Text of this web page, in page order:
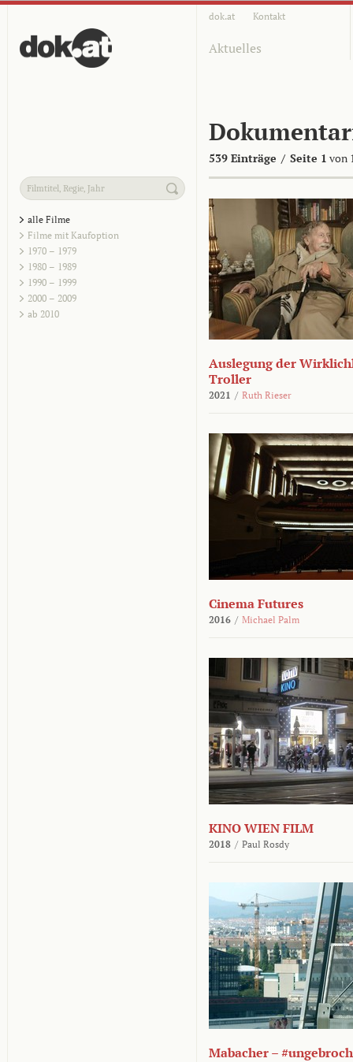
dok.at Kontakt
Aktuelles
539 Einträge / Seite 1 von
alle Filme
Filme mit Kaufoption
1970 – 1979
1980 – 1989
1990 – 1999
2000 – 2009
ab 2010
Auslegung der
Troller
2021 / Ruth Rieser
Cinema Futures
2016 / Michael Palm
KINO WIEN FILM
2018 / Paul Rosdy
Mabacher –